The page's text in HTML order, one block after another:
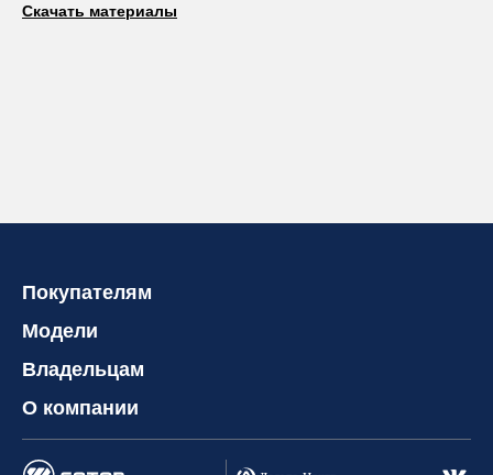
Скачать материалы
Покупателям
Модели
Владельцам
О компании